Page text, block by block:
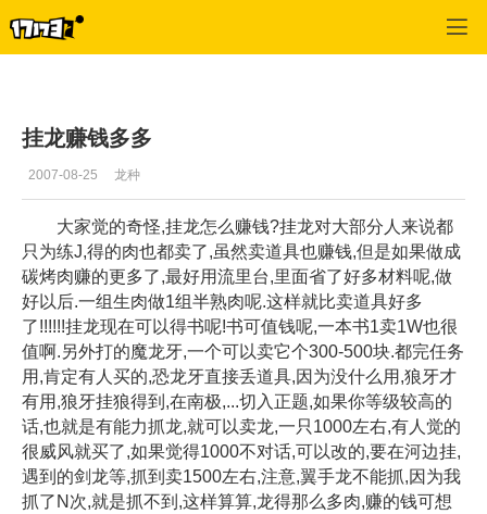
挂龙赚钱多多
2007-08-25 龙种
大家觉的奇怪,挂龙怎么赚钱?挂龙对大部分人来说都
只为练J,得的肉也都卖了,虽然卖道具也赚钱,但是如果做成
碳烤肉赚的更多了,最好用流里台,里面省了好多材料呢,做
好以后.一组生肉做1组半熟肉呢.这样就比卖道具好多
了!!!!!!挂龙现在可以得书呢!书可值钱呢,一本书1卖1W也很
值啊.另外打的魔龙牙,一个可以卖它个300-500块.都完任务
用,肯定有人买的,恐龙牙直接丢道具,因为没什么用,狼牙才
有用,狼牙挂狼得到,在南极,...切入正题,如果你等级较高的
话,也就是有能力抓龙,就可以卖龙,一只1000左右,有人觉的
很威风就买了,如果觉得1000不对话,可以改的,要在河边挂,
遇到的剑龙等,抓到卖1500左右,注意,翼手龙不能抓,因为我
抓了N次,就是抓不到,这样算算,龙得那么多肉,赚的钱可想